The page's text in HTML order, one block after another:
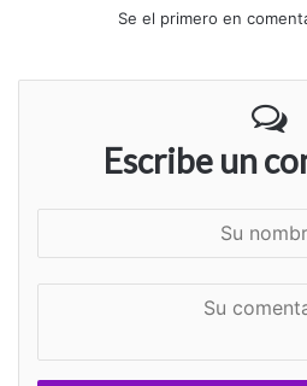
Se el primero en
Escribe un